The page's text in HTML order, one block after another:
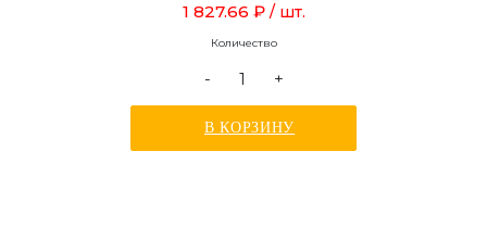
1 827.66 ₽ / шт.
Количество
- +
В КОРЗИНУ